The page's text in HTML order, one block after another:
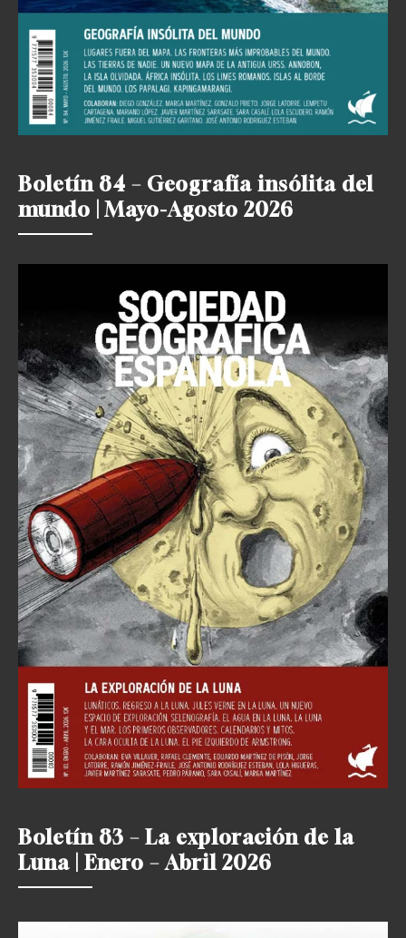
Boletín 84 – Geografía insólita del
mundo | Mayo-Agosto 2026
Boletín 83 – La exploración de la
Luna | Enero – Abril 2026